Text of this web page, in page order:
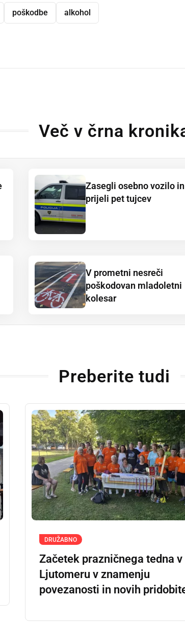
poškodbe alkohol
Več v črna
Zasegli osebno vozilo in
prijeli pet tujcev
V prometni nesreči
poškodovan mladoletni
kolesar
Preberite tudi
DRUŽABNO
Začetek prazničnega tedna v
Ljutomeru v znamenju
povezanosti in novih